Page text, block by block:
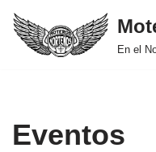
Saltar
En el
Eventos